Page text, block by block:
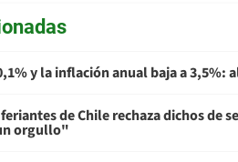
y la inflación anual baja a 3,5%:
de Chile rechaza dichos de
orgullo"